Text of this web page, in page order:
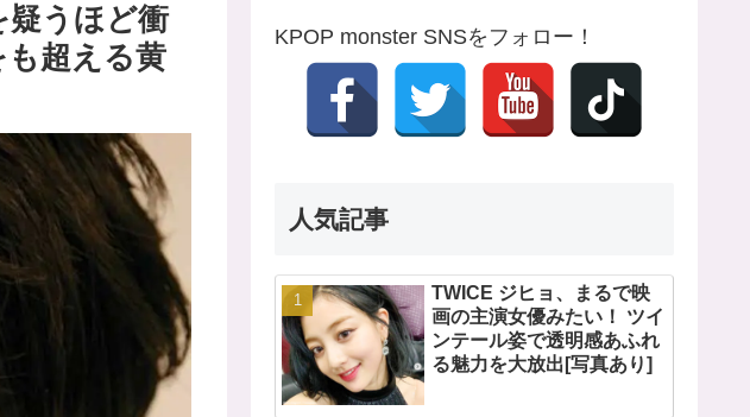
疑うほど衝
超える黄
KPOP monster SNSをフォロー！
人気記事
TWICE ジヒョ、まるで映
画の主演女優みたい！ ツイ
ンテール姿で透明感あふれ
る魅力を大放出[写真あり]